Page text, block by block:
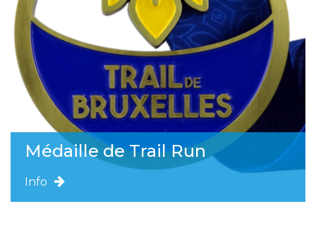
Médaille de Trail Run
Info